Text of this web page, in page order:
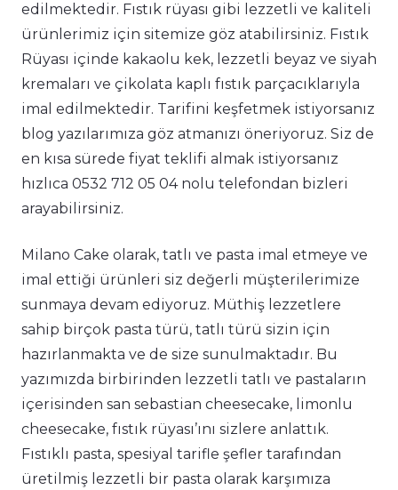
edilmektedir. Fıstık rüyası gibi lezzetli ve kaliteli
ürünlerimiz için sitemize göz atabilirsiniz. Fıstık
Rüyası içinde kakaolu kek, lezzetli beyaz ve siyah
kremaları ve çikolata kaplı fıstık parçacıklarıyla
imal edilmektedir. Tarifini keşfetmek istiyorsanız
blog yazılarımıza göz atmanızı öneriyoruz. Siz de
en kısa sürede fiyat teklifi almak istiyorsanız
hızlıca 0532 712 05 04 nolu telefondan bizleri
arayabilirsiniz.
Milano Cake olarak, tatlı ve pasta imal etmeye ve
imal ettiği ürünleri siz değerli müşterilerimize
sunmaya devam ediyoruz. Müthiş lezzetlere
sahip birçok pasta türü, tatlı türü sizin için
hazırlanmakta ve de size sunulmaktadır. Bu
yazımızda birbirinden lezzetli tatlı ve pastaların
içerisinden san sebastian cheesecake, limonlu
cheesecake, fıstık rüyası’ını sizlere anlattık.
Fıstıklı pasta, spesiyal tarifle şefler tarafından
üretilmiş lezzetli bir pasta olarak karşımıza